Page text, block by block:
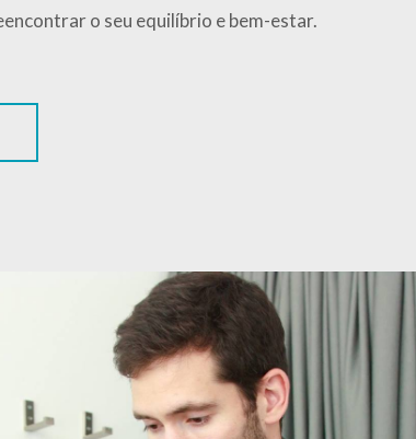
o seu equilíbrio e bem-estar.